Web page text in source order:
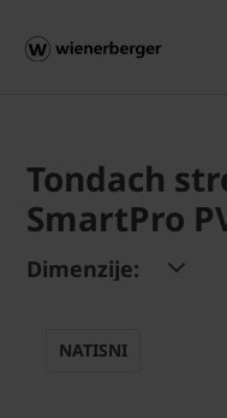
Tondach
SmartPro
Dimenzije:
NATISNI